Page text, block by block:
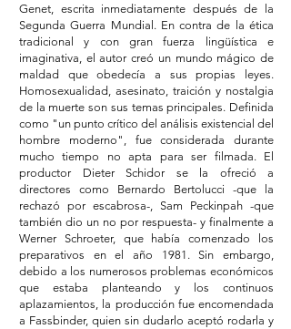
Genet, escrita inmediatamente después de la
Segunda Guerra Mundial. En contra de la ética
tradicional y con gran fuerza lingüística e
imaginativa, el autor creó un mundo mágico de
maldad que obedecía a sus propias leyes.
Homosexualidad, asesinato, traición y nostalgia
de la muerte son sus temas principales. Definida
como "un punto crítico del análisis existencial del
hombre moderno", fue considerada durante
mucho tiempo no apta para ser filmada. El
productor Dieter Schidor se la ofreció a
directores como Bernardo Bertolucci -que la
rechazó por escabrosa-, Sam Peckinpah -que
también dio un no por respuesta- y finalmente a
Werner Schroeter, que había comenzado los
preparativos en el año 1981. Sin embargo,
debido a los numerosos problemas económicos
que estaba planteando y los continuos
aplazamientos, la producción fue encomendada
a Fassbinder, quien sin dudarlo aceptó rodarla y